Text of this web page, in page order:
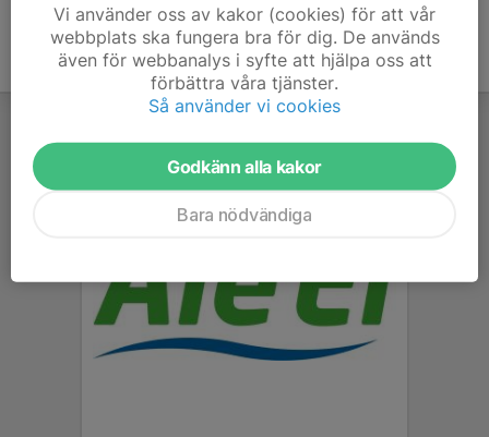
Vi använder oss av kakor (cookies) för att vår
webbplats ska fungera bra för dig. De används
även för webbanalys i syfte att hjälpa oss att
förbättra våra tjänster.
Så använder vi cookies
Godkänn alla kakor
Bara nödvändiga